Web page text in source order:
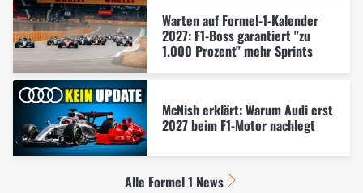
Warten auf Formel-1-Kalender
2027: F1-Boss garantiert "zu
1.000 Prozent" mehr Sprints
McNish erklärt: Warum Audi erst
2027 beim F1-Motor nachlegt
Alle Formel 1 News